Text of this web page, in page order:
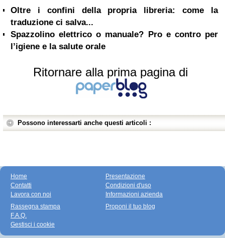
Oltre i confini della propria libreria: come la
traduzione ci salva...
Spazzolino elettrico o manuale? Pro e contro per
l’igiene e la salute orale
Ritornare alla prima pagina di
Possono interessarti anche questi articoli :
Home
Contatti
Lavora con noi
Presentazione
Condizioni d'uso
Informazioni azienda
Rassegna stampa
F.A.Q.
Gestisci i cookie
Proponi il tuo blog